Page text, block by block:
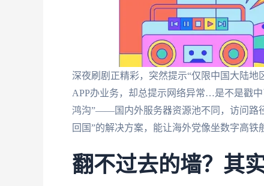
深夜刷剧正精彩，突然提示“仅限中国大陆
APP办业务，却总提示网络异常…是不是戳
鸿沟”——国内外服务器资源池不同，访问路
回国”的解决方案，能让海外党像坐数字高铁
翻不过去的墙？其